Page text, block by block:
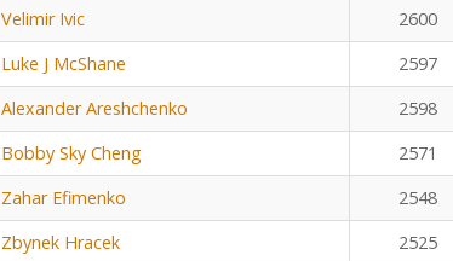
Velimir Ivic 2600
Luke J McShane 2597
Alexander Areshchenko 2598
Bobby Sky Cheng 2571
Zahar Efimenko 2548
Zbynek Hracek 2525